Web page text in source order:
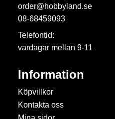
order@hobbyland.se
08-68459093
Telefontid:
vardagar mellan 9-11
Information
Köpvillkor
Kontakta oss